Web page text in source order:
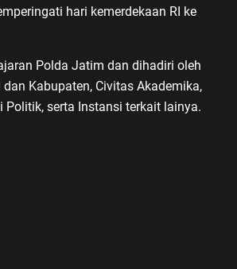
hari kemerdekaan RI ke
Polda Jatim dan dihadiri oleh
Kabupaten, Civitas Akademika,
Politik, serta Instansi terkait lainya.